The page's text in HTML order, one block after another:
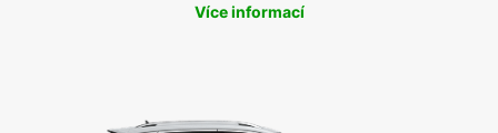
Více informací